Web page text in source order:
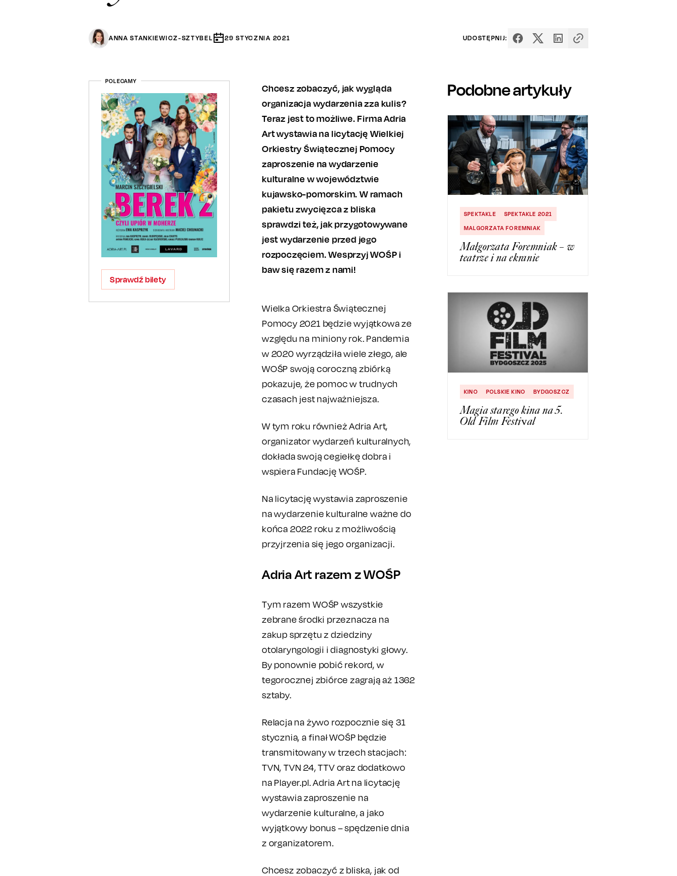
ANNA STANKIEWICZ-SZTYBEL 29 STYCZNIA 2021 UDOSTĘPNIJ:
POLECAMY
Sprawdź bilety
Chcesz zobaczyć, jak wygląda
organizacja wydarzenia zza kulis?
Teraz jest to możliwe. Firma Adria
Art wystawia na licytację Wielkiej
Orkiestry Świątecznej Pomocy
zaproszenie na wydarzenie
kulturalne w województwie
kujawsko-pomorskim. W ramach
pakietu zwycięzca z bliska
sprawdzi też, jak przygotowywane
jest wydarzenie przed jego
rozpoczęciem. Wesprzyj WOŚP i
baw się razem z nami!
Wielka Orkiestra Świątecznej
Pomocy 2021 będzie wyjątkowa ze
względu na miniony rok. Pandemia
w 2020 wyrządziła wiele złego, ale
WOŚP swoją coroczną zbiórką
pokazuje, że pomoc w trudnych
czasach jest najważniejsza.
W tym roku również Adria Art,
organizator wydarzeń kulturalnych,
dokłada swoją cegiełkę dobra i
wspiera Fundację WOŚP.
Na licytację wystawia zaproszenie
na wydarzenie kulturalne ważne do
końca 2022 roku z możliwością
przyjrzenia się jego organizacji.
Adria Art razem z WOŚP
Tym razem WOŚP wszystkie
zebrane środki przeznacza na
zakup sprzętu z dziedziny
otolaryngologii i diagnostyki głowy.
By ponownie pobić rekord, w
tegorocznej zbiórce zagrają aż 1362
sztaby.
Relacja na żywo rozpocznie się 31
stycznia, a finał WOŚP będzie
transmitowany w trzech stacjach:
TVN, TVN 24, TTV oraz dodatkowo
na Player.pl. Adria Art na licytację
wystawia zaproszenie na
wydarzenie kulturalne, a jako
wyjątkowy bonus – spędzenie dnia
z organizatorem.
Chcesz zobaczyć z bliska, jak od
Podobne artykuły
SPEKTAKLE
SPEKTAKLE 2021
MALGORZATA FOREMNIAK
Małgorzata Foremniak – w
teatrze i na ekranie
KINO POLSKIE KINO BYDGOSZCZ
Magia starego kina na 5.
Old Film Festival